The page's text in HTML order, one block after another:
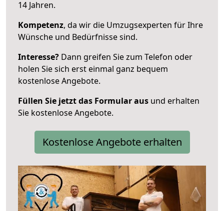
14 Jahren.
Kompetenz, da wir die Umzugsexperten für Ihre
Wünsche und Bedürfnisse sind.
Interesse? Dann greifen Sie zum Telefon oder
holen Sie sich erst einmal ganz bequem
kostenlose Angebote.
Füllen Sie jetzt das Formular aus und erhalten
Sie kostenlose Angebote.
Kostenlose Angebote erhalten